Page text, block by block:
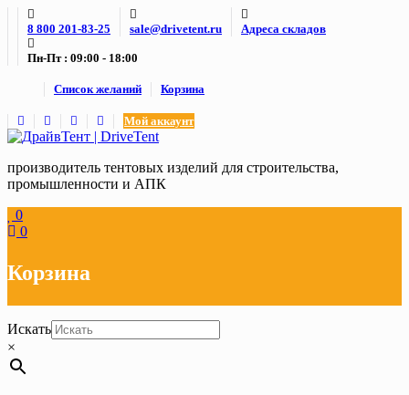
Skip
content
8 800 201-83-25 sale@drivetent.ru Адреса складов
Пн-Пт : 09:00 - 18:00
Список желаний Корзина
Мой аккаунт
производитель тентовых изделий для строительства,
промышленности и АПК
0
0
Корзина
Искать
×